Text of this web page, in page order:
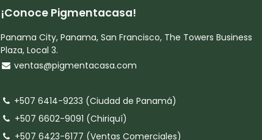
¡Conoce Pigmentacasa!
Panama City, Panama, San Francisco, The Towers Business
Plaza, Local 3.
ventas@pigmentacasa.com
+507 6414-9233 (Ciudad de Panamá)
+507 6602-9091 (Chiriquí)
+507 6423-6177 (Ventas Comerciales)